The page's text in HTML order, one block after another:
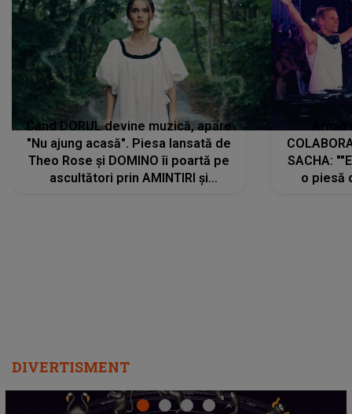
Când DORUL devine muzică, apare
"Nu ajung acasă". Piesa lansată de
Theo Rose și DOMINO îi poartă pe
ascultători prin AMINTIRI și
SACHA:
o piesă
DIVERTISMENT